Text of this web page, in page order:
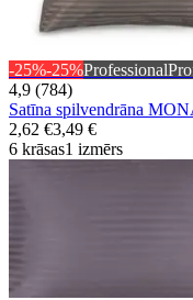
-25%-25%Professional
4,9 (784)
Satīna spilvendrāna
2,62 €3,49 €
6 krāsas1 izmērs